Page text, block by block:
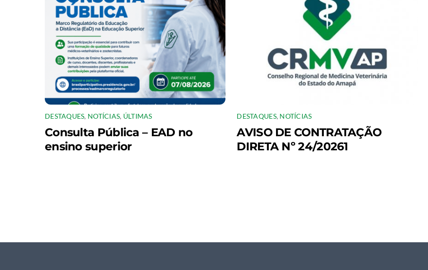
DESTAQUES, NOTÍCIAS, ÚLTIMAS
Consulta Pública – EAD no
ensino superior
DESTAQUES, NOTÍCIAS
AVISO DE CONTRATAÇÃO
DIRETA Nº 24/20261